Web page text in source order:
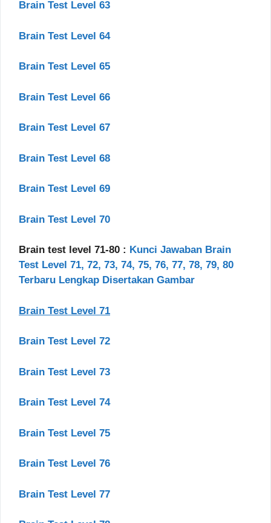
Brain Test Level 63
Brain Test Level 64
Brain Test Level 65
Brain Test Level 66
Brain Test Level 67
Brain Test Level 68
Brain Test Level 69
Brain Test Level 70
Brain test level 71-80 : Kunci Jawaban Brain
Test Level 71, 72, 73, 74, 75, 76, 77, 78, 79, 80
Terbaru Lengkap Disertakan Gambar
Brain Test Level 71
Brain Test Level 72
Brain Test Level 73
Brain Test Level 74
Brain Test Level 75
Brain Test Level 76
Brain Test Level 77